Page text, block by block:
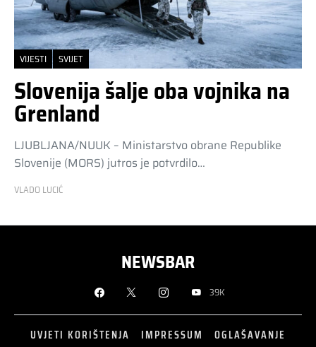
VIJESTI SVIJET
Slovenija šalje oba vojnika na
Grenland
LJUBLJANA/NUUK – Ministarstvo obrane Republike
Slovenije (MORS) jutros je potvrdilo…
VLADO LUCIĆ
NEWSBAR
39K
UVJETI KORIŠTENJA IMPRESSUM
OGLAŠAVANJE